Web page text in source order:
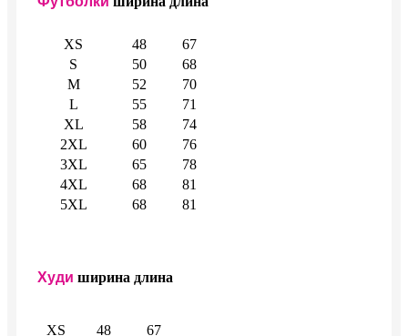
XS 48
67
S
50
68
M
52
70
L
55
71
XL
58
74
2XL
60
76
3XL
65
78
4XL
68
81
5XL
68 81
Худи ширина длина
XS 48
67